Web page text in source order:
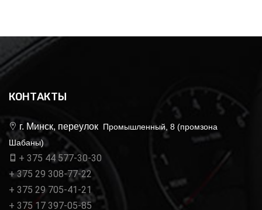
КОНТАКТЫ
г. Минск, переулок Промышленный, 8 (промзона
Шабаны)
+ 375 44 577-30-30
+ 375 29 308-77-22
+ 375 29 705-41-21
+ 375 17 397-05-85